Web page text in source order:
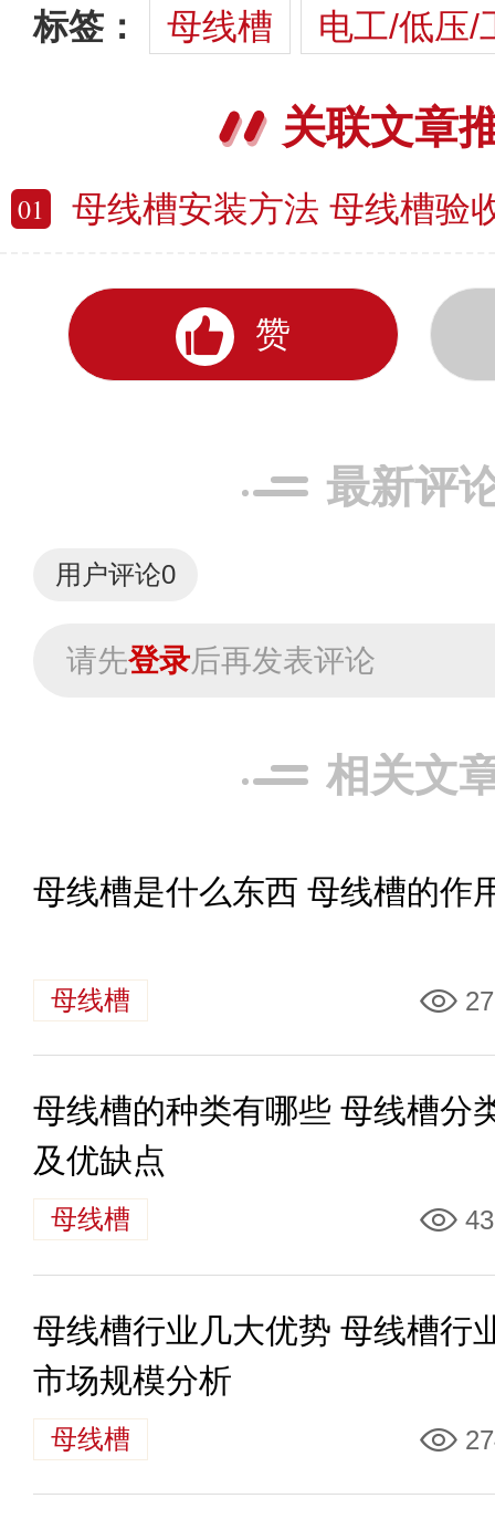
标签： 母线槽 电工/低压/
关联文章
01 母线槽安装方法 母线槽验
赞
最新评
用户评论0
请先登录后再发表评论
相关文
母线槽是什么东西 母线槽的作
母线槽
母线槽的种类有哪些 母线槽分
及优缺点
母线槽
母线槽行业几大优势 母线槽行
市场规模分析
母线槽